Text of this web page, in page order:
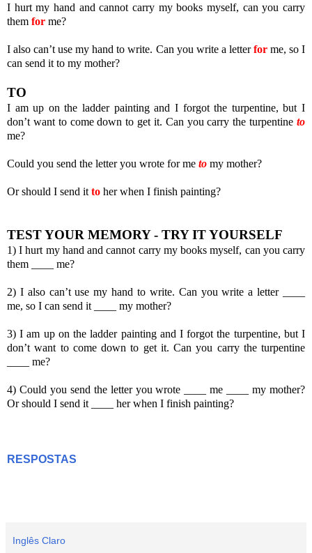
I hurt my hand and cannot carry my books myself, can you carry
them for me?
I also can’t use my hand to write. Can you write a letterfor me, so I
can send it to my mother?
TO
I am up on the ladder painting and I forgot the turpentine, but I
don’t want to come down to get it. Can you carry the turpentine to
me?
Could you send the letter you wrote for me to my mother?
Or should I send it to her when I finish painting?
TEST YOUR MEMORY - TRY IT YOURSELF
1) I hurt my hand and cannot carry my books myself, can you carry
them ____ me?
2) I also can’t use my hand to write. Can you write a letter ____
me, so I can send it ____ my mother?
3) I am up on the ladder painting and I forgot the turpentine, but I
don’t want to come down to get it. Can you carry the turpentine
____ me?
4) Could you send the letter you wrote ____ me ____ my mother?
Or should I send it ____ her when I finish painting?
RESPOSTAS
Inglês Claro